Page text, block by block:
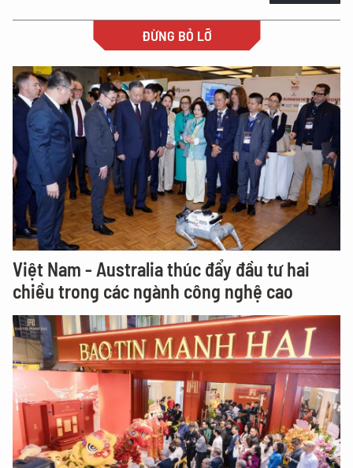
ĐỪNG BỎ LỠ
Việt Nam - Australia thúc đẩy đầu tư hai
chiều trong các ngành công nghệ cao